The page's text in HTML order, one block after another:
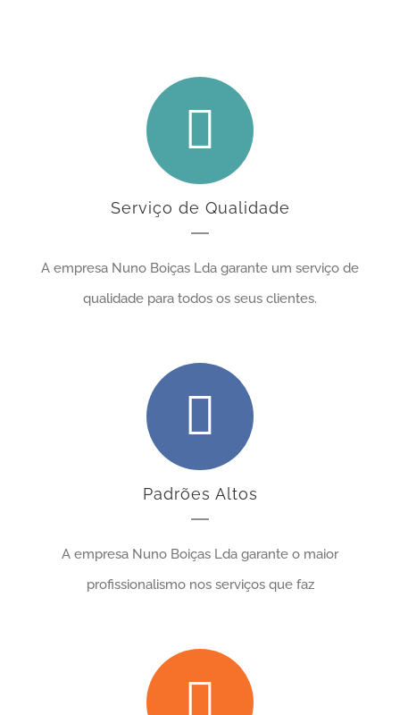
Serviço de Qualidade
A empresa Nuno Boiças Lda garante um serviço de
qualidade para todos os seus clientes.
Padrões Altos
A empresa Nuno Boiças Lda garante o maior
profissionalismo nos serviços que faz